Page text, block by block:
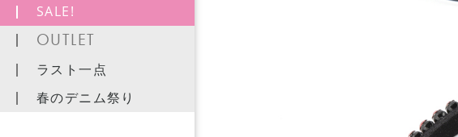
SALE!
OUTLET
ラスト一点
春のデニム祭り